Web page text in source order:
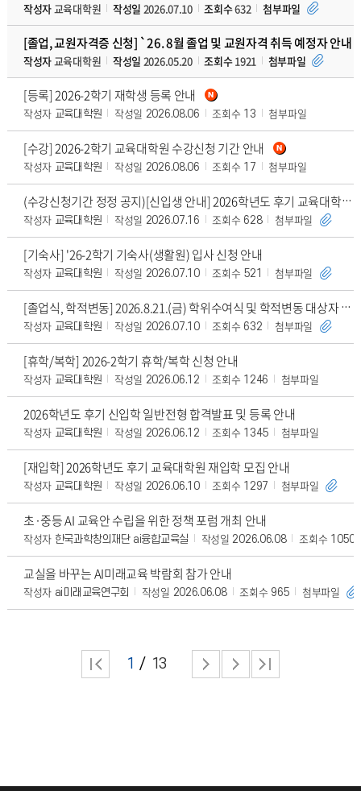
작성자교육대학원 작성일 2026.07.10 조회수632 첨부파일
[졸업, 교원자격증 신청] `26. 8월 졸업 및 교원자격 취득 예정자 안내
작성자교육대학원 작성일 2026.05.20 조회수1921 첨부파일
[등록] 2026-2학기 재학생 등록 안내
작성자 교육대학원 작성일 2026.08.06 조회수 13 첨부파일
[수강] 2026-2학기 교육대학원 수강신청 기간 안내
작성자 교육대학원 작성일 2026.08.06 조회수 17 첨부파일
(수강신청기간 정정 공지)[신입생 안내] 2026학년도 후기 교육대학원 신입생 생활안내
작성자 교육대학원 작성일 2026.07.16 조회수 628 첨부파일
[기숙사] '26-2학기 기숙사(생활원) 입사 신청 안내
작성자 교육대학원 작성일 2026.07.10 조회수 521 첨부파일
[졸업식, 학적변동] 2026.8.21.(금) 학위수여식 및 학적변동 대상자 안내
작성자 교육대학원 작성일 2026.07.10 조회수 632 첨부파일
[휴학/복학] 2026-2학기 휴학/복학 신청 안내
작성자 교육대학원 작성일 2026.06.12 조회수 1246 첨부파일
2026학년도 후기 신입학 일반전형 합격발표 및 등록 안내
작성자 교육대학원 작성일 2026.06.12 조회수 1345 첨부파일
[재입학] 2026학년도 후기 교육대학원 재입학 모집 안내
작성자 교육대학원 작성일 2026.06.10 조회수 1297 첨부파일
초·중등 AI 교육안 수립을 위한 정책 포럼 개최 안내
작성자 한국과학창의재단 ai융합교육실 작성일 2026.06.08 조회수 1050
교실을 바꾸는 AI미래교육 박람회 참가 안내
작성자 ai미래교육연구회 작성일 2026.06.08 조회수 965 첨부파일
1 13